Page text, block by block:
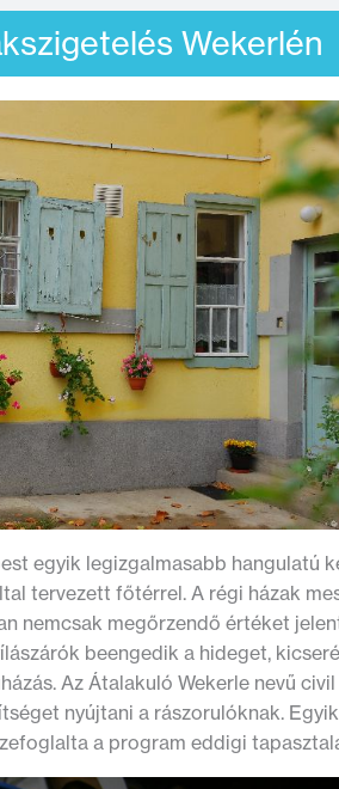
Wekerlén
egyik legizgalmasabb hangulatú
tervezett főtérrel. A régi házak
nemcsak megőrzendő értéket
beengedik a hideget,
Az Átalakuló Wekerle nevű
nyújtani a rászorulóknak.
a program eddigi